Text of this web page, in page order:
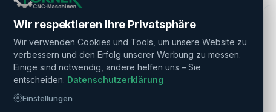
(U520)
Wir respektieren Ihre Privatsphäre
Wir verwenden Cookies und Tools, um unsere Website zu
verbessern und den Erfolg unserer Werbung zu messen.
Einige sind notwendig, andere helfen uns – Sie
entscheiden. Datenschutzerklärung
Einstellungen